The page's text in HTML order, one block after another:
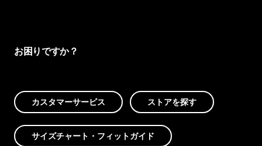
お困りですか？
カスタマーサービス ストアを探す
サイズチャート・フィットガイド